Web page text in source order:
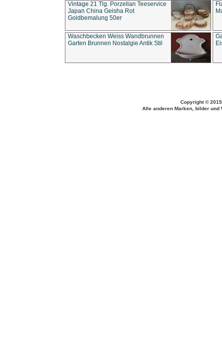
Vintage 21 Tlg. Porzellan Teeservice
Japan China Geisha Rot
Goldbemalung 50er
Waschbecken Weiss Wandbrunnen
Garten Brunnen Nostalgie Antik Stil
Copyright ©
Alle anderen Marken, bilder und